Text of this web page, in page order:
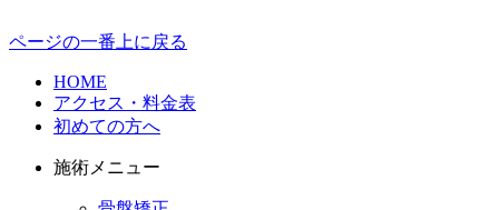
ページの一番上に戻る
HOME
アクセス・料金表
初めての方へ
施術メニュー